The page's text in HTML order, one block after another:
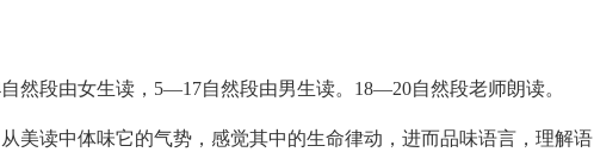
然段由女生读，5—17自然段由男生读。18—20自然段老师朗读。
美读中体味它的气势，感觉其中的生命律动，进而品味语言，理解语